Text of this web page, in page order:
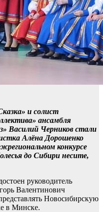
и солист
ансамбля
Василий Черников стали
Алёна Дорошенко
конкурсе
до Сибири несите,
руководитель
Валентинович
Новосибирскую
в Минске.